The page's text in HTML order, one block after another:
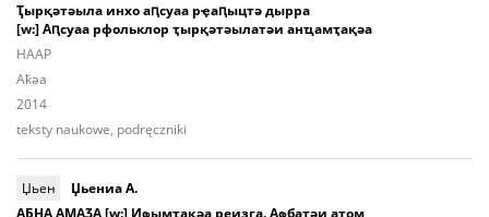
Ҭырқәтәыла инхо аԥсуаа рҿаԥыцтә дырра
[w:] Аԥсуаа рфольклор ҭырқәтәылатәи анҵамҭақәа
НААР
Aҟәа
2014
teksty naukowe, podręczniki
Џьен
Џьениа А.
АБНА АМАӠА [w:] Иҩымҭақәа реизга. Аҩбатәи атом